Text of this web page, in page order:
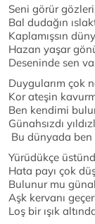
Seni görür
Bal dudağın
Kaplamışsın
Hazan yaşar
Deseninde sen
Duygularım çok
Kor ateşin
Ben kendimi
Günahsızdı
Bu dünyada ben
Yürüdükçe
Hata payı çok
Bulunur mu
Aşk kervanı
Loş bir ışık